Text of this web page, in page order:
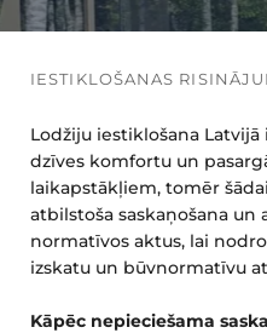
IESTIKLOŠANAS
Lodžiju iestiklošana
dzīves komfortu un
laikapstākļiem, tomēr
atbilstoša saskaņošana un
normatīvos aktus, lai
izskatu un būvnormatīvu
Kāpēc nepieciešama